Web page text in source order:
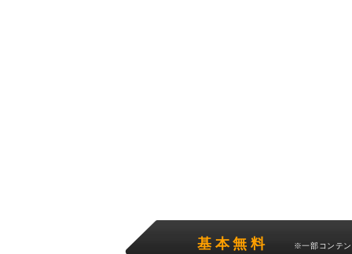
基本無料 ※一部コンテ